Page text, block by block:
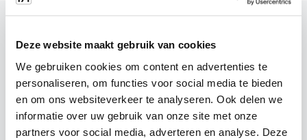
Deze website maakt gebruik van cookies
We gebruiken cookies om content en advertenties te
personaliseren, om functies voor social media te bieden
en om ons websiteverkeer te analyseren. Ook delen we
informatie over uw gebruik van onze site met onze
partners voor social media, adverteren en analyse. Deze
blog.related_blogs